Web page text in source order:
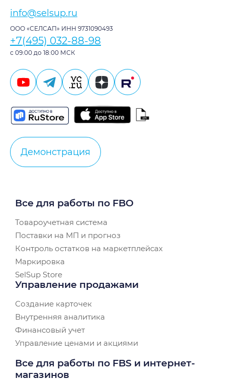
info@selsup.ru
ООО «СЕЛСАП» ИНН 9731090493
+7(495) 032-88-98
с 09:00 до 18:00 МСК
Демонстрация
Все для работы по FBO
Товароучетная система
Поставки на МП и прогноз
Контроль остатков на маркетплейсах
Маркировка
SelSup Store
Управление продажами
Создание карточек
Внутренняя аналитика
Финансовый учет
Управление ценами и акциями
Все для работы по FBS и интернет-
магазинов